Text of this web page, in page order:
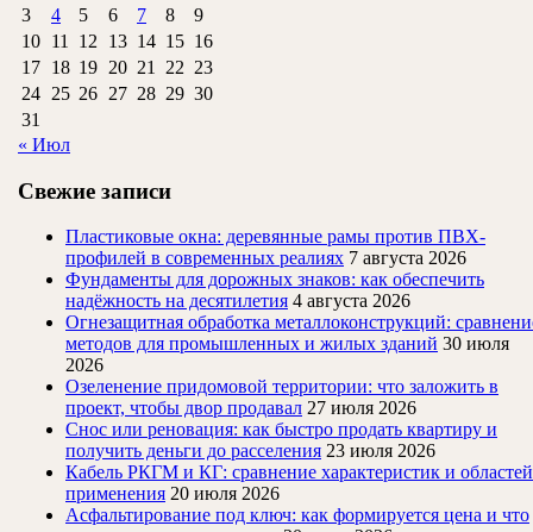
3
4 5 6 7 8
9
10 11 12 13 14 15 16
17 18 19 20 21 22 23
24 25 26 27 28 29 30
31
« Июл
Свежие записи
Пластиковые окна: деревянные рамы против ПВХ-
профилей в современных реалиях 7 августа 2026
Фундаменты для дорожных знаков: как обеспечить
надёжность на десятилетия 4 августа 2026
Огнезащитная обработка металлоконструкций:
методов для промышленных и жилых зданий 30 июля
2026
Озеленение придомовой территории: что заложить в
проект, чтобы двор продавал 27 июля 2026
Снос или реновация: как быстро продать квартиру и
получить деньги до расселения 23 июля 2026
Кабель РКГМ и КГ: сравнение характеристик и областей
применения 20 июля 2026
Асфальтирование под ключ: как формируется цена и что